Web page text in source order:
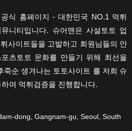
식 홈페이지 - 대한민국 NO.1 먹튀
니티입니다. 슈어맨은 사설토토 업
사이트들을 고발하고 회원님들의 안
츠토토 문화를 만들기 위해 최선을
죽순 생겨나는 토토사이트 를 저희 슈
여 먹튀검증을 진행합니다.
dong, Gangnam-gu, Seoul, South